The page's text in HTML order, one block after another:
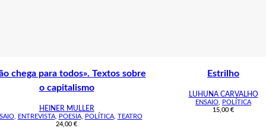
chega para todos». Textos sobre
o capitalismo
HEINER MULLER
, ENTREVISTA, POESIA, POLÍTICA, TEATRO
24,00 €
Estrilho
LUHUNA CARVALHO
ENSAIO
POLÍTICA
15,00 €